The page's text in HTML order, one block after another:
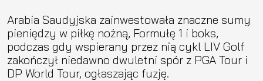
Arabia Saudyjska zainwestowała znaczne sumy
pieniędzy w piłkę nożną, Formułę 1 i boks,
podczas gdy wspierany przez nią cykl LIV Golf
zakończył niedawno dwuletni spór z PGA Tour i
DP World Tour, ogłaszając fuzję.